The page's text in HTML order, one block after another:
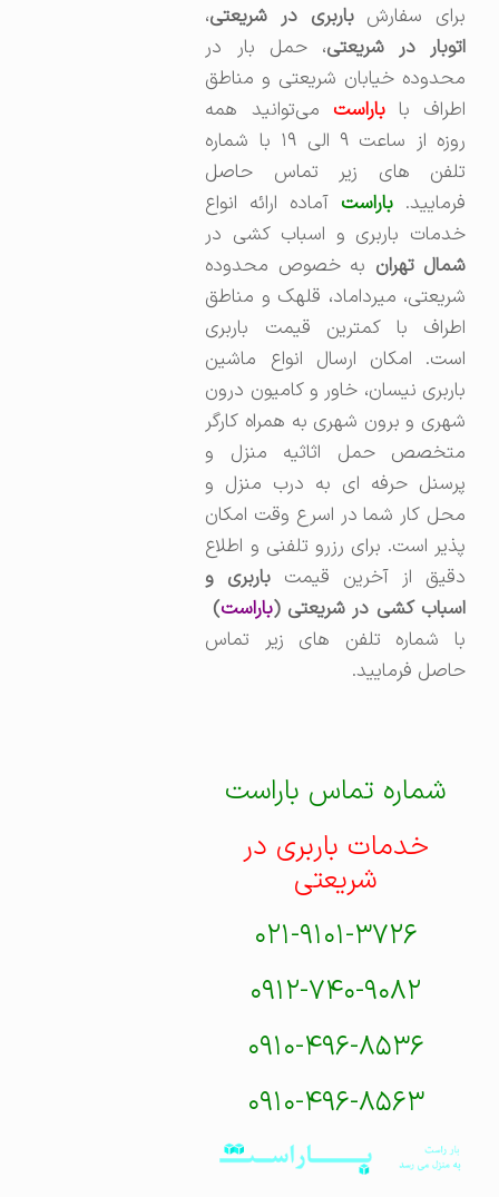
برای سفارشباربری در شریعتی،‌
اتوبار در شریعتی، حمل بار در
محدوده خیابان شریعتی و مناطق
اطراف با باراستمی‌توانید همه
روزه از ساعت ۹ الی ۱۹ با شماره
تلفن های زیر تماس حاصل
فرمایید.باراستآماده ارائه انواع
خدمات باربری و اسباب کشی در
شمال تهرانبه خصوص محدوده
شریعتی، میرداماد، قلهک و مناطق
اطراف با کمترین قیمت باربری
است. امکان ارسال انواع ماشین
باربری نیسان، خاور و کامیون درون
شهری و برون شهری به همراه کارگر
متخصص حمل اثاثیه منزل و
پرسنل حرفه ای به درب منزل و
محل کار شما در اسرع وقت امکان
پذیر است. برای رزرو تلفنی و اطلاع
دقیق از آخرین قیمتباربری و
اسباب کشی در شریعتی (باراست)
با شماره تلفن های زیر تماس
حاصل فرمایید.
شماره تماس باراست
خدمات باربری در
شریعتی
۰۲۱-۹۱۰۱-۳۷۲۶
۰۹۱۲-۷۴۰-۹۰۸۲
۰۹۱۰-۴۹۶-۸۵۳۶
۰۹۱۰-۴۹۶-۸۵۶۳